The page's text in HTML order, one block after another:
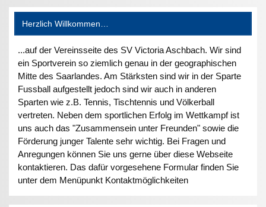
Herzlich Willkommen…
...auf der Vereinsseite des SV Victoria Aschbach. Wir sind
ein Sportverein so ziemlich genau in der geographischen
Mitte des Saarlandes. Am Stärksten sind wir in der Sparte
Fussball aufgestellt jedoch sind wir auch in anderen
Sparten wie z.B. Tennis, Tischtennis und Völkerball
vertreten. Neben dem sportlichen Erfolg im Wettkampf ist
uns auch das "Zusammensein unter Freunden" sowie die
Förderung junger Talente sehr wichtig. Bei Fragen und
Anregungen können Sie uns gerne über diese Webseite
kontaktieren. Das dafür vorgesehene Formular finden Sie
unter dem Menüpunkt Kontaktmöglichkeiten